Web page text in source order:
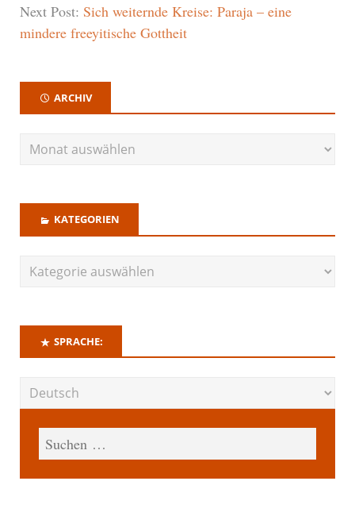
Next Post: Sich weiternde Kreise: Paraja – eine
mindere freeyitische Gottheit
ARCHIV
KATEGORIEN
SPRACHE: